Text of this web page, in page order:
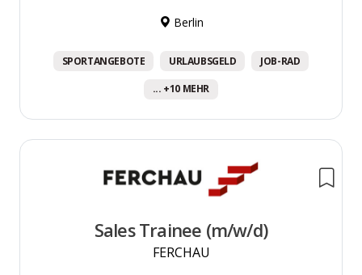
Berlin
SPORTANGEBOTE URLAUBSGELD JOB-RAD
... +10 MEHR
Sales Trainee (m/w/d)
FERCHAU